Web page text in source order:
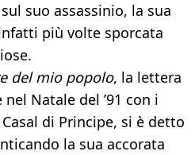
suo assassinio, la sua
più volte sporcata
del mio popolo, la lettera
Natale del ’91 con i
di Principe, si è detto
la sua accorata